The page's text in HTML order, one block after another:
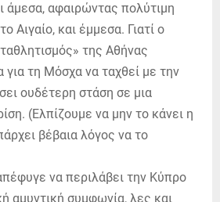
άμεσα, αφαιρώντας πολύτιμη
Αιγαίο, και έμμεσα. Γιατί ο
της Αθήνας
για τη Μόσχα να ταχθεί με την
ουδέτερη στάση σε μια
(Ελπίζουμε να μην το κάνει η
βέβαια λόγος να το
να περιλάβει την Κύπρο
αμυντική συμφωνία, λες και